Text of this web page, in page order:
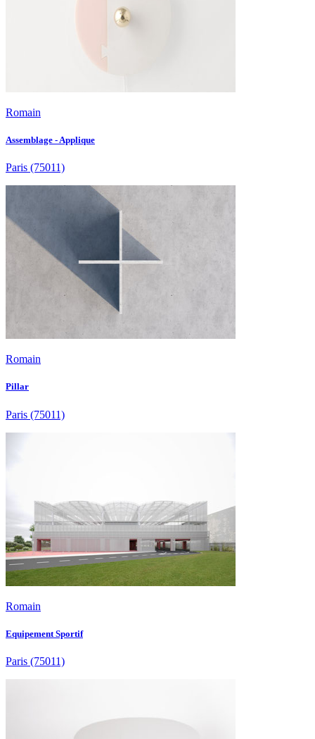
Romain
Assemblage - Applique
Paris (75011)
Romain
Pillar
Paris (75011)
Romain
Equipement Sportif
Paris (75011)